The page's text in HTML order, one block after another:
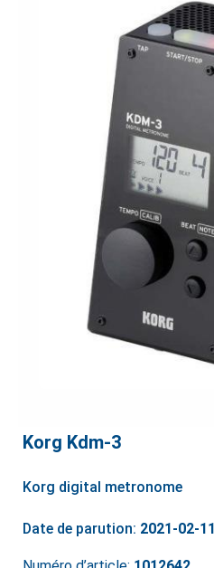
Korg Kdm-3
Korg digital metronome
Date de parution: 2021-02-11